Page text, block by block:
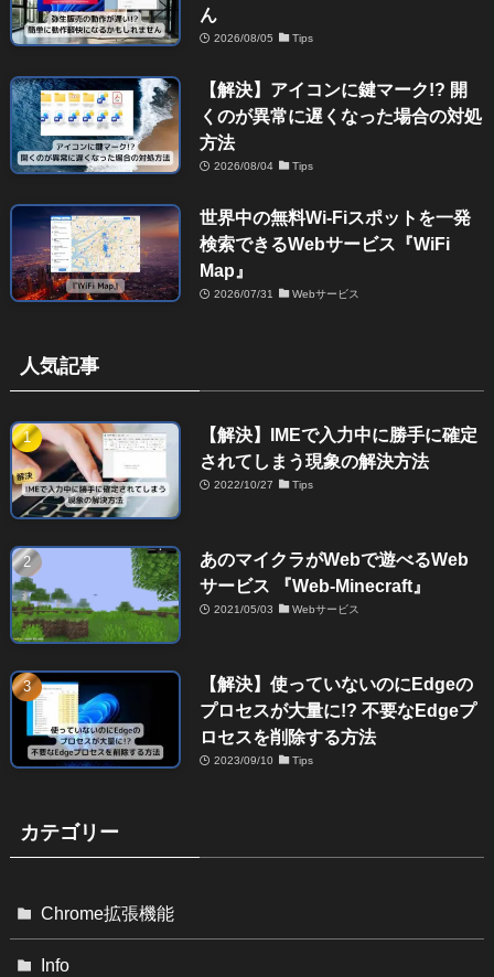
ん
2026/08/05 Tips
【解決】アイコンに鍵マーク!? 開
くのが異常に遅くなった場合の対処
方法
2026/08/04 Tips
世界中の無料Wi-Fiスポットを一発
検索できるWebサービス『WiFi
Map』
2026/07/31 Webサービス
人気記事
【解決】IMEで入力中に勝手に確定
されてしまう現象の解決方法
2022/10/27 Tips
あのマイクラがWebで遊べるWeb
サービス 『Web-Minecraft』
2021/05/03 Webサービス
【解決】使っていないのにEdgeの
プロセスが大量に!? 不要なEdgeプ
ロセスを削除する方法
2023/09/10 Tips
カテゴリー
Chrome拡張機能
Info